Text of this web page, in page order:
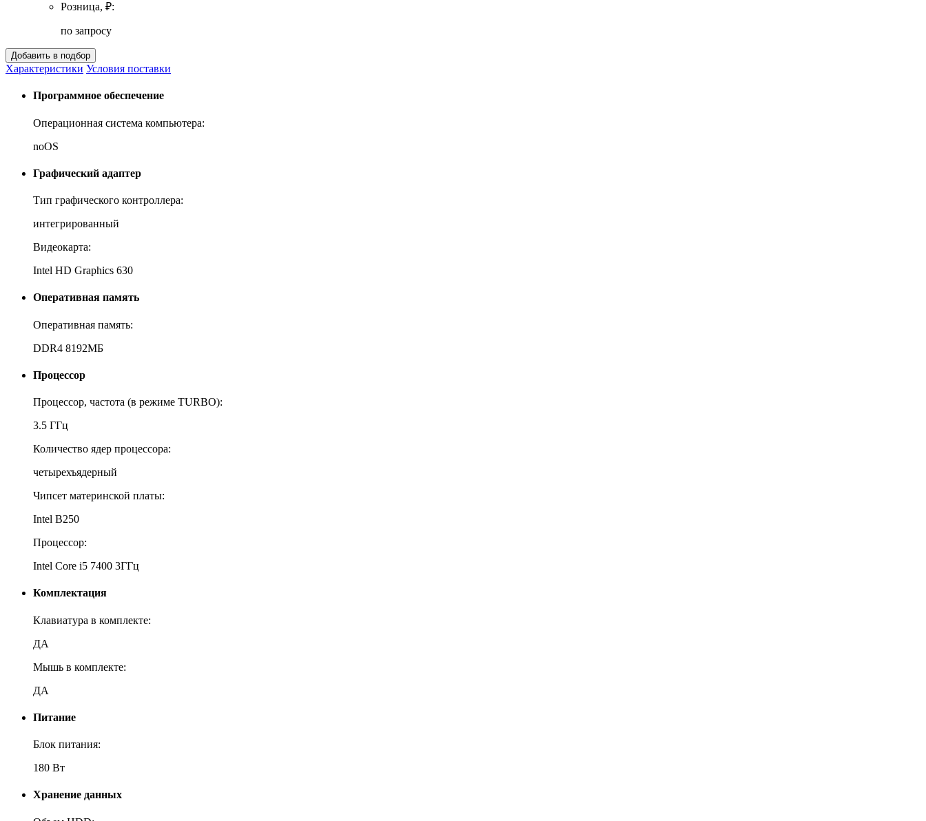
Розница, ₽:
по запросу
Характеристики Условия поставки
Программное обеспечение
Операционная система компьютера:
noOS
Графический адаптер
Тип графического контроллера:
интегрированный
Видеокарта:
Intel HD Graphics 630
Оперативная память
Оперативная память:
DDR4 8192МБ
Процессор
Процессор, частота (в режиме TURBO):
3.5 ГГц
Количество ядер процессора:
четырехъядерный
Чипсет материнской платы:
Intel B250
Процессор:
Intel Core i5 7400 3ГГц
Комплектация
Клавиатура в комплекте:
ДА
Мышь в комплекте:
ДА
Питание
Блок питания:
180 Вт
Хранение данных